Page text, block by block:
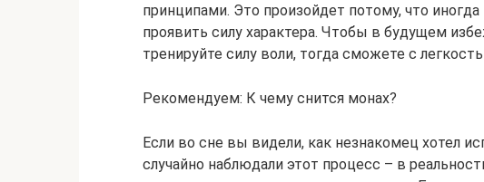
принципами. Это произойдет потому, что
проявить силу характера. Чтобы в будущем
тренируйте силу воли, тогда сможете с
Рекомендуем: К чему снится монах?
Если во сне вы видели, как незнакомец хотел
случайно наблюдали этот процесс – в